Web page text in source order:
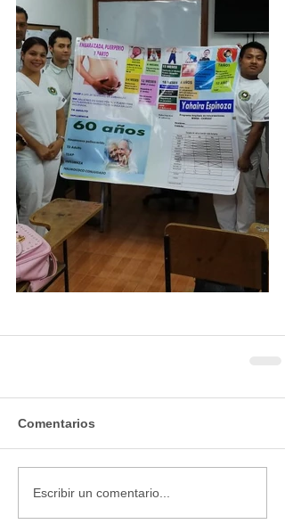
Comentarios
Escribir un comentario...